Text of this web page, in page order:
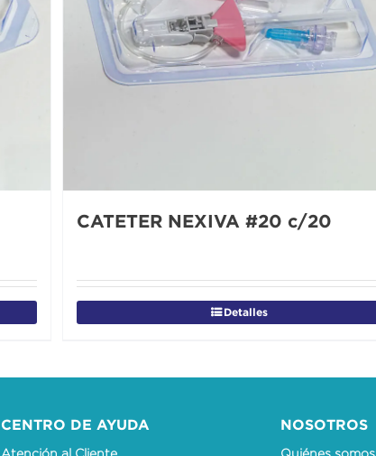
CATETER NEXIVA #20 c/20
Detalles
CENTRO DE AYUDA
Atención al Cliente
NOSOTROS
Quiénes somos